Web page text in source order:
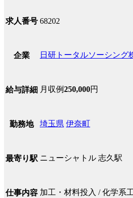
求人番号 68202
企業 日研トータルソーシング
給与詳細 月収例250,000円
勤務地 埼玉県 伊奈町
最寄り駅 ニューシャトル 志久駅
仕事内容 加工・材料投入 / 化学系